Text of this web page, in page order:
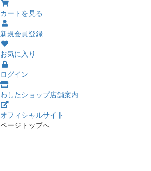
カートを見る
新規会員登録
お気に入り
ログイン
わしたショップ店舗案内
オフィシャルサイト
ページトップへ